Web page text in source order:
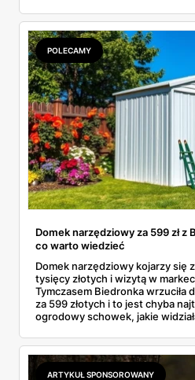
niecałe 207 złotych za siedem
kurtkę. A dla starszaków są
i Everlast w cenach, które miło
POLECAMY
Domek narzędziowy za 599 zł z
co warto wiedzieć
Domek narzędziowy kojarzy się
tysięcy złotych i wizytą w
Tymczasem Biedronka wrzuciła
za 599 złotych i to jest chyba
ogrodowy schowek, jakie
obiekt trzeba gdzieś zgłaszać i
żeby konstrukcja nie odleciała
wichurze.
ARTYKUŁ SPONSOROWANY